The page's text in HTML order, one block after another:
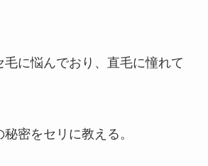
毛に悩んでおり、直毛に憧れて
密をセリに教える。